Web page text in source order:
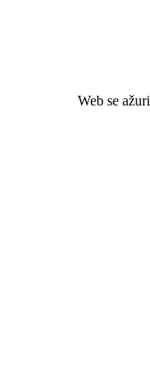
Web se